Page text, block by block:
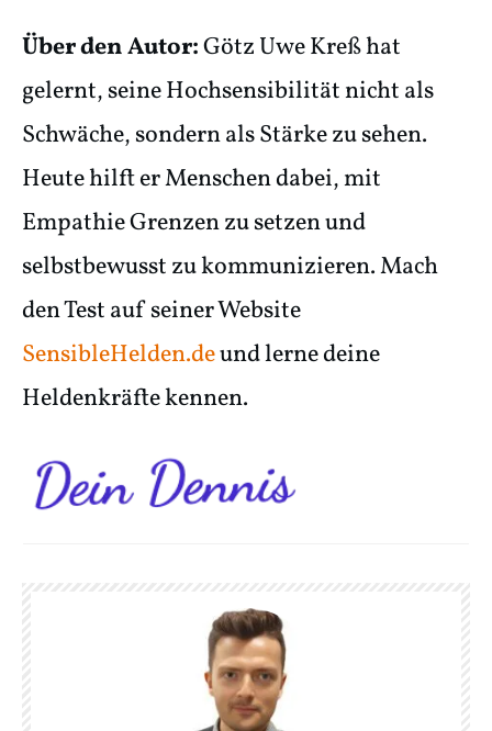
Über den Autor:Götz Uwe Kreß hat
gelernt, seine Hochsensibilität nicht als
Schwäche, sondern als Stärke zu sehen.
Heute hilft er Menschen dabei, mit
Empathie Grenzen zu setzen und
selbstbewusst zu kommunizieren. Mach
den Test auf seiner Website
SensibleHelden.deund lerne deine
Heldenkräfte kennen.